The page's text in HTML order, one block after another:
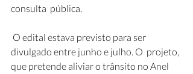
consulta  pública.
divulgado entre junho e julho. O  projeto,
que pretende aliviar o trânsito no Anel